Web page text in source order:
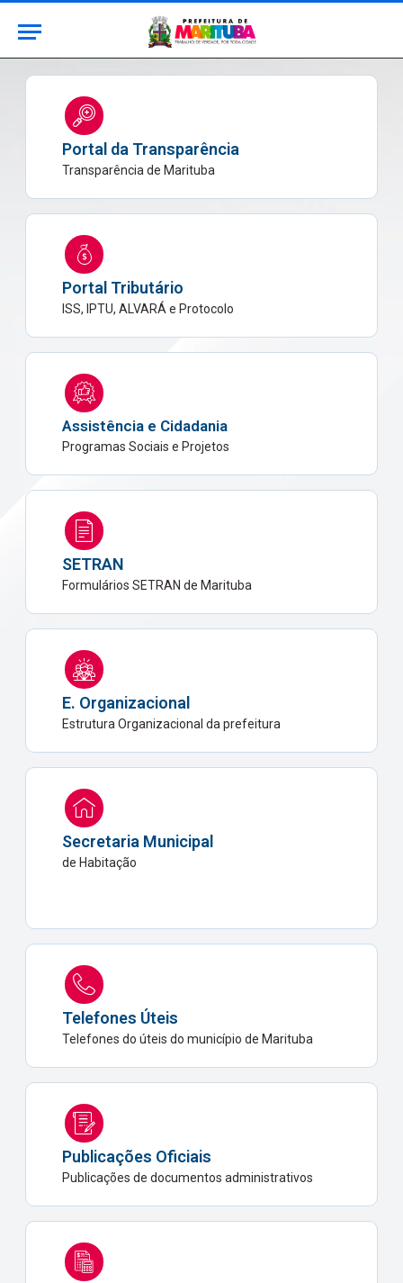
Portal da Transparência
Transparência de Marituba
Portal Tributário
ISS, IPTU, ALVARÁ e Protocolo
Assistência e Cidadania
Programas Sociais e Projetos
SETRAN
Formulários SETRAN de Marituba
E. Organizacional
Estrutura Organizacional da prefeitura
Secretaria Municipal
de Habitação
Telefones Úteis
Telefones do úteis do município de Marituba
Publicações Oficiais
Publicações de documentos administrativos